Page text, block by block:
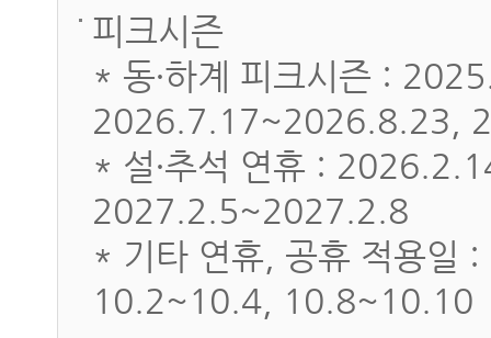
피크시즌
* 동∙하계 피크시즌 :
2026.7.17~2026.8.23,
* 설∙추석 연휴 :
2027.2.5~2027.2.8
* 기타 연휴, 공휴 적용
10.2~10.4, 10.8~10.10